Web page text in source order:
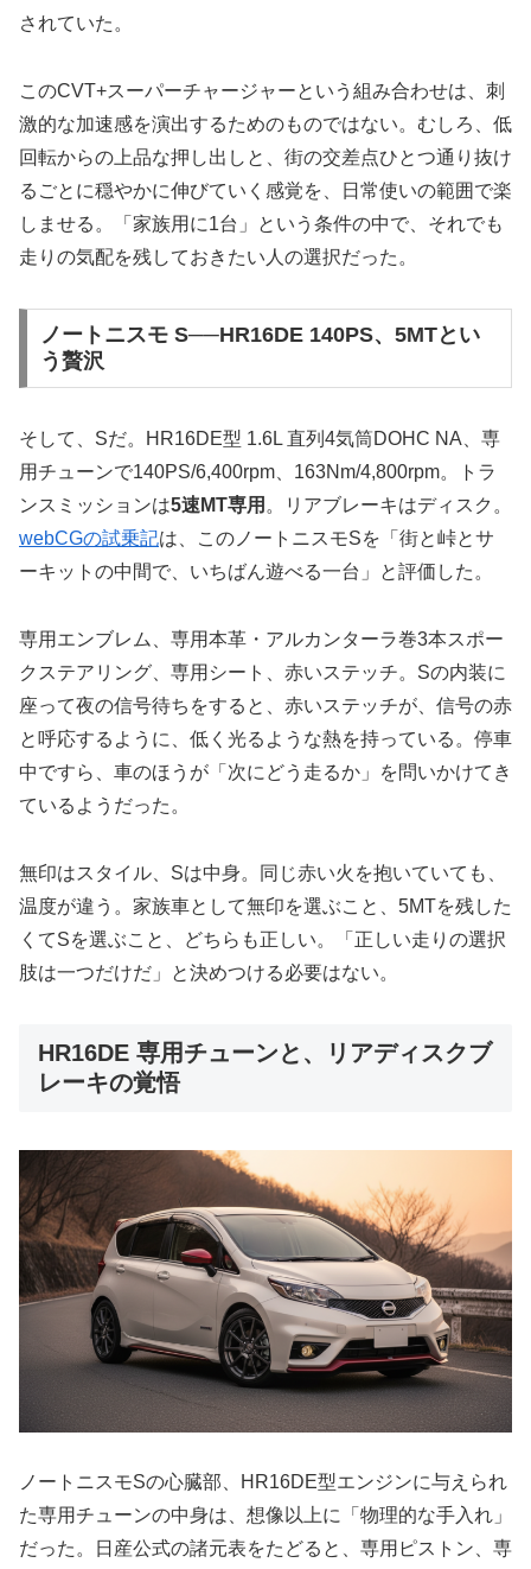
されていた。
このCVT+スーパーチャージャーという組み合わせは、刺
激的な加速感を演出するためのものではない。むしろ、低
回転からの上品な押し出しと、街の交差点ひとつ通り抜け
るごとに穏やかに伸びていく感覚を、日常使いの範囲で楽
しませる。「家族用に1台」という条件の中で、それでも
走りの気配を残しておきたい人の選択だった。
ノートニスモ S──HR16DE 140PS、5MTとい
う贅沢
そして、Sだ。HR16DE型 1.6L 直列4気筒DOHC NA、専
用チューンで140PS/6,400rpm、163Nm/4,800rpm。トラ
ンスミッションは5速MT専用 。リアブレーキはディスク。
webCGの試乗記は、このノートニスモSを「街と峠とサ
ーキットの中間で、いちばん遊べる一台」と評価した。
専用エンブレム、専用本革・アルカンターラ巻3本スポー
クステアリング、専用シート、赤いステッチ。Sの内装に
座って夜の信号待ちをすると、赤いステッチが、信号の赤
と呼応するように、低く光るような熱を持っている。停車
中ですら、車のほうが「次にどう走るか」を問いかけてき
ているようだった。
無印はスタイル、Sは中身。同じ赤い火を抱いていても、
温度が違う。家族車として無印を選ぶこと、5MTを残した
くてSを選ぶこと、どちらも正しい。「正しい走りの選択
肢は一つだけだ」と決めつける必要はない。
HR16DE 専用チューンと、リアディスクブ
レーキの覚悟
ノートニスモSの心臓部、HR16DE型エンジンに与えられ
た専用チューンの中身は、想像以上に「物理的な手入れ」
だった。日産公式の諸元表をたどると、専用ピストン、専